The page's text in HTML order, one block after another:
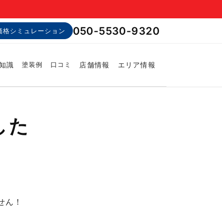
格シミュレーション 050-5530-9320
識 塗装例 口コミ 店舗情報 エリア情報
！